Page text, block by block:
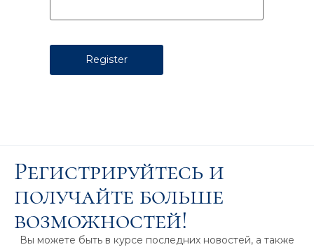
Регистрируйтесь и
получайте больше
возможностей!
Вы можете быть в курсе последних новостей, а также